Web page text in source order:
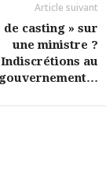
Article suivant
casting » sur
une ministre ?
Indiscrétions au
gouvernement…